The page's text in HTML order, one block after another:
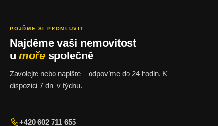
POJĎME SI PROMLUVIT
Najděme vaši nemovitost
u moře společně
Zavolejte nebo napište – odpovíme do 24 hodin. K
dispozici 7 dní v týdnu.
+420 602 711 655